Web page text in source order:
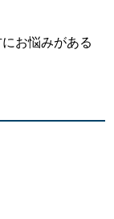
お悩みがある